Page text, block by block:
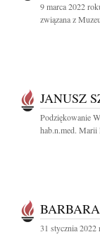
9 marca 2022
związana z
JANUSZ
Podziękowanie
hab.n.med. Marii
31 stycznia 2022